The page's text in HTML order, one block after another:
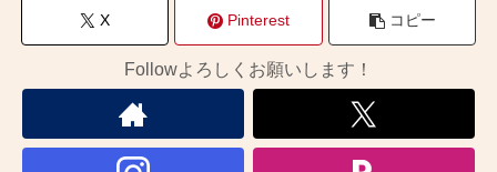
X Pinterest コピー
Followよろしくお願いします！